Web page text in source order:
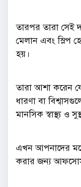
তারপর তারা সেই
মেলান এবং স্লিপ
হয়।
তারা আশা করেন
ধারণা বা
মানসিক স্বাস্থ্য ও
এখন আপনাদের
করার জন্য